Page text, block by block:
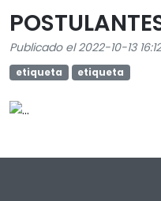
Publicado el 2022-10-13
etiqueta etiqueta